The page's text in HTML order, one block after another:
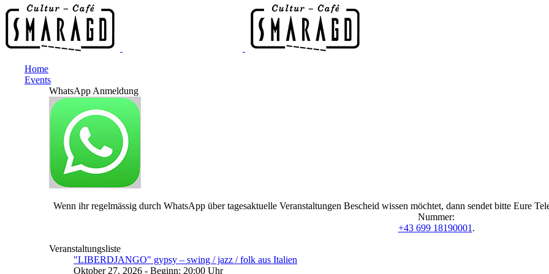
Home
Events
WhatsApp Anmeldung
Wenn ihr regelmässig durch WhatsApp über tagesaktuelle Veranstaltungen Bescheid wissen möchtet, dann sendet bitte Eure
Nummer:
+43 699 18190001 .
Veranstaltungsliste
"LIBERDJANGO" gypsy – swing / jazz / folk aus Italien
Oktober 27, 2026 - Beginn: 20:00 Uhr